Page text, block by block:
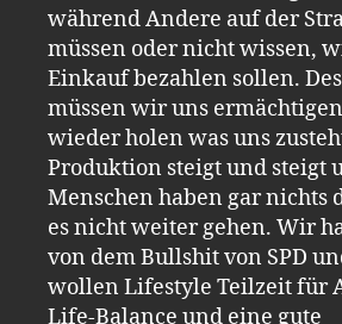
während Andere auf der
müssen oder nicht wissen,
Einkauf bezahlen sollen.
müssen wir uns
wieder holen was uns
Produktion steigt und steigt
Menschen haben gar nichts
es nicht weiter gehen. Wir
von dem Bullshit von SPD
wollen Lifestyle Teilzeit für
Life-Balance und eine gute